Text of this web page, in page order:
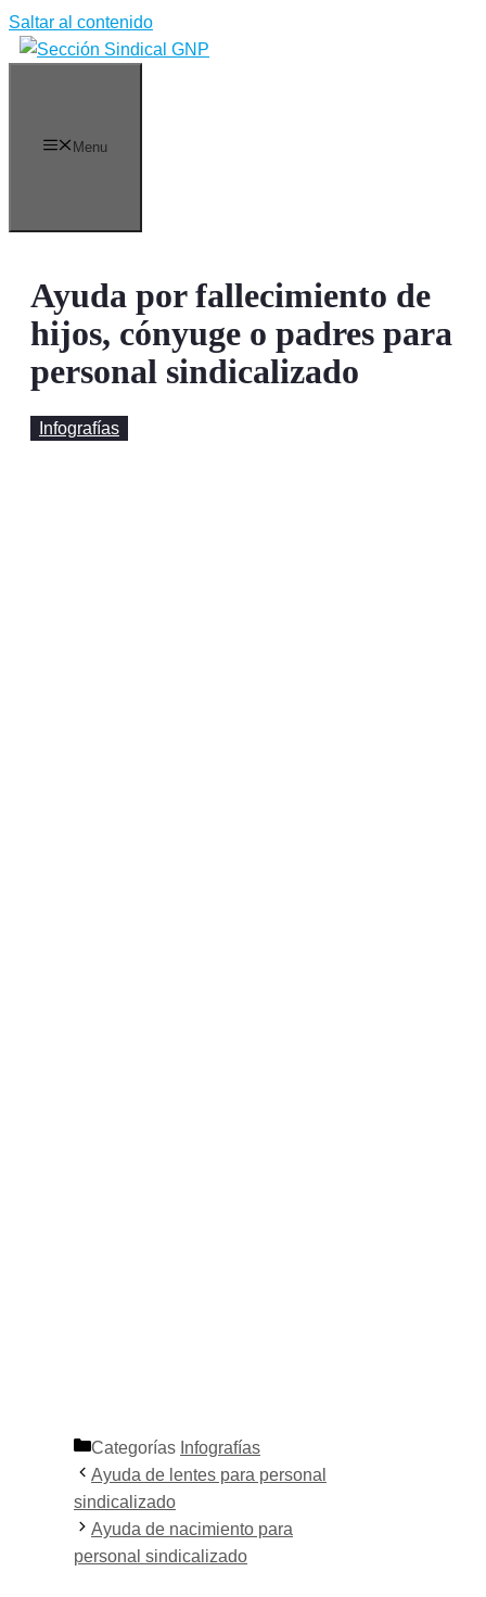
Saltar al contenido
Menu
Ayuda por fallecimiento de
hijos, cónyuge o padres para
personal sindicalizado
Infografías
Categorías Infografías
Ayuda de lentes para personal
sindicalizado
Ayuda de nacimiento para
personal sindicalizado